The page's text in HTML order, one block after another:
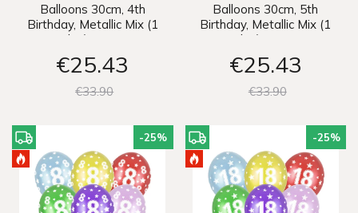
Balloons 30cm, 4th
Birthday, Metallic Mix (1
pkt / 50 pc.)
€25 43
€3390
Balloons 30cm, 5th
Birthday, Metallic Mix (1
pkt / 50 pc.)
€25 43
€3390
-25% -25%